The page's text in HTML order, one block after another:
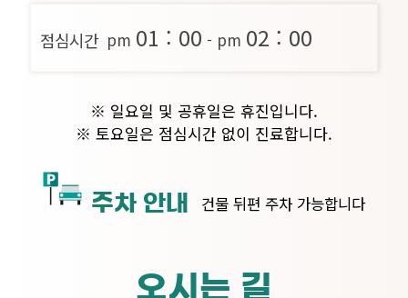
점심시간 pm 01 : 00 - pm 02 : 00
※ 일요일 및 공휴일은 휴진입니다.
※ 토요일은 점심시간 없이 진료합니다.
주차 안내 건물 뒤편 주차 가능합니다
오시는 길